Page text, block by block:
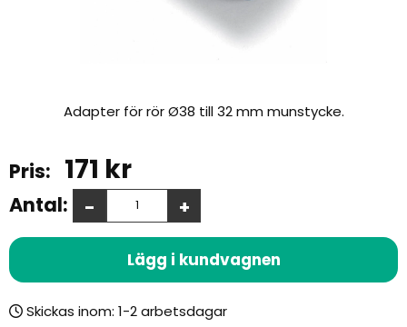
Adapter för rör Ø38 till 32 mm munstycke.
171 kr
Antal: +
-
Lägg i kundvagnen
Skickas inom: